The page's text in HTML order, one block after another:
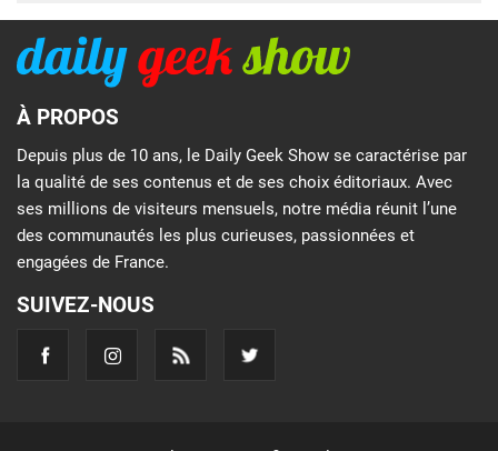
À PROPOS
Depuis plus de 10 ans, le Daily Geek Show se caractérise par
la qualité de ses contenus et de ses choix éditoriaux. Avec
ses millions de visiteurs mensuels, notre média réunit l’une
des communautés les plus curieuses, passionnées et
engagées de France.
SUIVEZ-NOUS